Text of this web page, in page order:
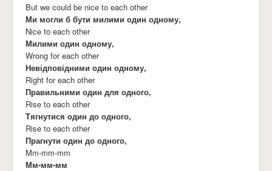
But we could be nice to each other
Ми могли б бути милими один одному,
Nice to each other
Милими один одному,
Wrong for each other
Невідповідними один одному,
Right for each other
Правильними один для одного,
Rise to each other
Тягнутися один до одного,
Rise to each other
Прагнути один до одного,
Mm-mm-mm
Мм-мм-мм